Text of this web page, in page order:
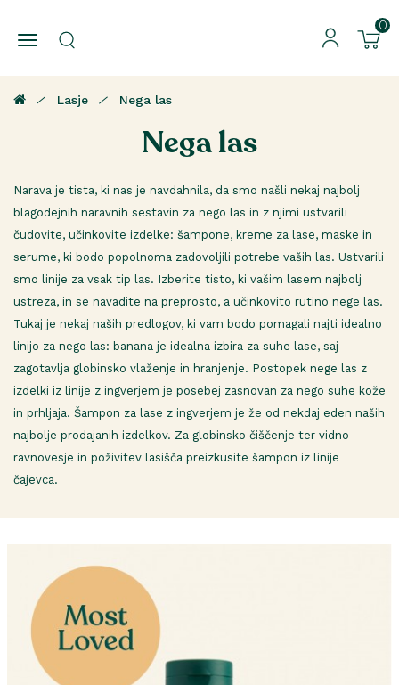
0
Lasje Nega las
Nega las
Narava je tista, ki nas je navdahnila, da smo našli nekaj najbolj
blagodejnih naravnih sestavin za nego las in z njimi ustvarili
čudovite, učinkovite izdelke: šampone, kreme za lase, maske in
serume, ki bodo popolnoma zadovoljili potrebe vaših las. Ustvarili
smo linije za vsak tip las. Izberite tisto, ki vašim lasem najbolj
ustreza, in se navadite na preprosto, a učinkovito rutino nege las.
Tukaj je nekaj naših predlogov, ki vam bodo pomagali najti idealno
linijo za nego las: banana je idealna izbira za suhe lase, saj
zagotavlja globinsko vlaženje in hranjenje. Postopek nege las z
izdelki iz linije z ingverjem je posebej zasnovan za nego suhe kože
in prhljaja. Šampon za lase z ingverjem je že od nekdaj eden naših
najbolje prodajanih izdelkov. Za globinsko čiščenje ter vidno
ravnovesje in poživitev lasišča preizkusite šampon iz linije
čajevca.